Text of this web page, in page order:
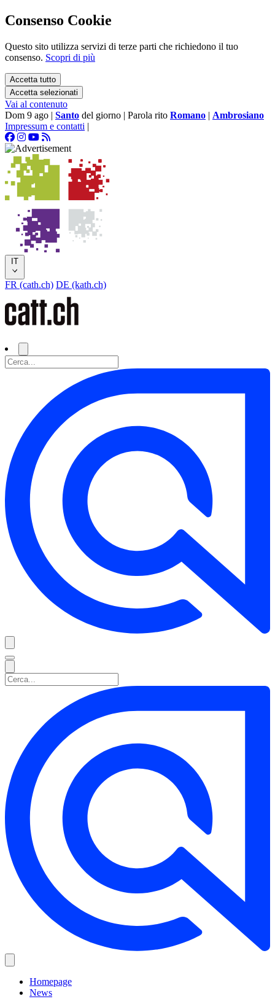
Consenso Cookie
Questo sito utilizza servizi di terze parti che richiedono il tuo
consenso. Scopri di più
Accetta tutto
Accetta selezionati
Vai al contenuto
Dom 9 ago | Santo del giorno | Parola rito Romano | Ambrosiano
Impressum e contatti |
IT
FR (cath.ch) DE (kath.ch)
Homepage
News